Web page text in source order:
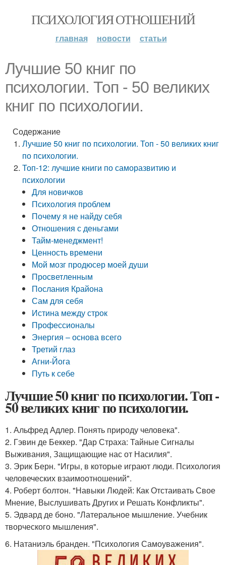
ПСИХОЛОГИЯ ОТНОШЕНИЙ
главная новости статьи
Лучшие 50 книг по
психологии. Топ - 50 великих
книг по психологии.
Содержание
Лучшие 50 книг по психологии. Топ - 50 великих книг
по психологии.
Топ-12: лучшие книги по саморазвитию и
психологии
Для новичков
Психология проблем
Почему я не найду себя
Отношения с деньгами
Тайм-менеджмент!
Ценность времени
Мой мозг продюсер моей души
Просветленным
Послания Крайона
Сам для себя
Истина между строк
Профессионалы
Энергия – основа всего
Третий глаз
Агни-Йога
Путь к себе
Лучшие 50 книг по психологии. Топ -
50 великих книг по психологии.
1. Альфред Адлер. Понять природу человека".
2. Гэвин де Беккер. "Дар Страха: Тайные Сигналы
Выживания, Защищающие нас от Насилия".
3. Эрик Берн. "Игры, в которые играют люди. Психология
человеческих взаимоотношений".
4. Роберт болтон. "Навыки Людей: Как Отстаивать Свое
Мнение, Выслушивать Других и Решать Конфликты".
5. Эдвард де боно. "Латеральное мышление. Учебник
творческого мышления".
6. Натаниэль бранден. "Психология Самоуважения".